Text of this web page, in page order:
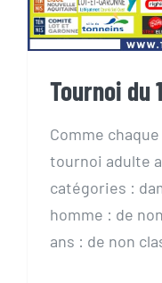
Tournoi du
Comme
tournoi adulte
catégories :
homme : de
ans : de non